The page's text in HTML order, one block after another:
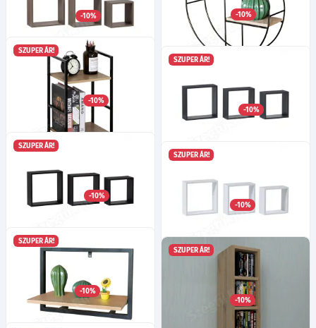
-10%
7 120Ft
-10%
7 120Ft-tól
Mé:10cm
-10%
7 205
Emese szürke sonoma polc
-10%
7 385
SZUPER ÁR!
Mé:24cm
-10%
7 475
SZUPER ÁR!
Mé:12cm
-10%
7 475Ft
SZUPER ÁR!
Emese fekete polc
Sz:24 Mé:12
-10%
7 475Ft
SZUPER ÁR!
Emese fehér polc
Mé:12cm
-10%
7 475
SZUPER ÁR!
SZUPER ÁR!